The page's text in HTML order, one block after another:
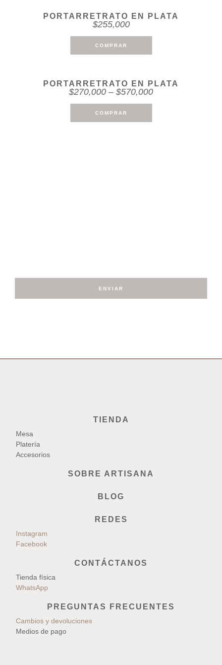
PORTARRETRATO EN PLATA
$255,000
COMPRAR
PORTARRETRATO EN PLATA
$270,000 – $570,000
COMPRAR
ENVIAR
TIENDA
Mesa
Platería
Accesorios
SOBRE ARTISANA
BLOG
REDES
Instagram
Facebook
CONTÁCTANOS
Tienda física
WhatsApp
PREGUNTAS FRECUENTES
Cambios y devoluciones
Medios de pago